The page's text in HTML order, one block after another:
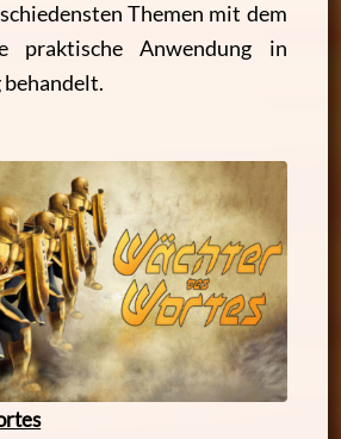
Themen mit dem
praktische Anwendung in